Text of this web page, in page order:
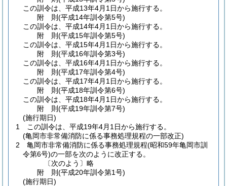
この訓令は、平成13年4月1日から施行する。
附 則(平成14年訓令第5号)
この訓令は、平成14年4月1日から施行する。
附 則(平成15年訓令第5号)
この訓令は、平成15年4月1日から施行する。
附 則(平成16年訓令第3号)
この訓令は、平成16年4月1日から施行する。
附 則(平成17年訓令第4号)
この訓令は、平成17年4月1日から施行する。
附 則(平成18年訓令第6号)
この訓令は、平成18年4月1日から施行する。
附 則(平成19年訓令第7号)
(施行期日)
1
この訓令は、平成19年4月1日から施行する。
(亀岡市非常備消防に係る事務処理規程の一部改正)
2
亀岡市非常備消防に係る事務処理規程(昭和59年亀岡市訓
令第6号)の一部を次のように改正する。
〔次のよう〕略
附 則(平成20年訓令第1号)
(施行期日)